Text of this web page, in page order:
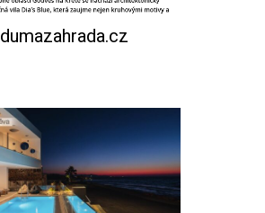
dumazahrada.cz